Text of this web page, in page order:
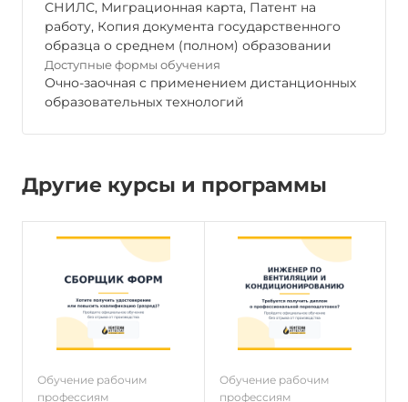
СНИЛС, Миграционная карта, Патент на
работу, Копия документа государственного
образца о среднем (полном) образовании
Доступные формы обучения
Очно-заочная с применением дистанционных
образовательных технологий
Другие курсы и программы
Обучение рабочим
профессиям
Обучение рабочим
профессиям